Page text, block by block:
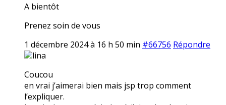
A bientôt
Prenez soin de vous
1 décembre 2024 à 16 h 50 min #66756 Répondre
lina
Coucou
en vrai j’aimerai bien mais jsp trop comment
l’expliquer.